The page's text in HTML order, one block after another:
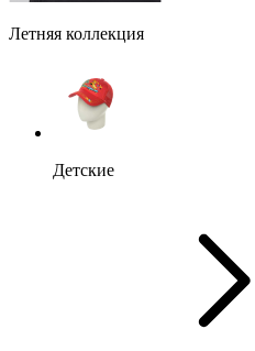
Летняя коллекция
Детские